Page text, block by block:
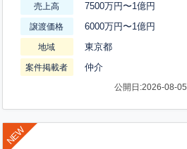
売上高 7500万円〜1億円
譲渡価格 6000万円〜1億円
地域 東京都
案件掲載者 仲介
公開日:2026-08-05